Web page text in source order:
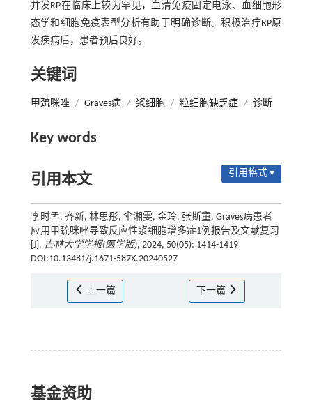
并发RP在临床上较为罕见，血清免疫固定电泳、血细胞形
态学和细胞免疫表型分析有助于明确诊断。积极治疗RP原
发疾病后，患者预后良好。
关键词
甲巯咪唑 / Graves病 / 浆细胞 / 粒细胞缺乏症 / 诊断
Key words
引用本文 引用格式 ▾
李时孟, 齐新, 林思彤, 伞湘雯, 金玲, 张斯童. Graves病患者
应用甲巯咪唑导致反应性浆细胞增多症1例报告及文献复习
[J]. 吉林大学学报(医学版), 2024, 50(05): 1414-1419
DOI:10.13481/j.1671-587X.20240527
上一篇 下一篇
基金资助